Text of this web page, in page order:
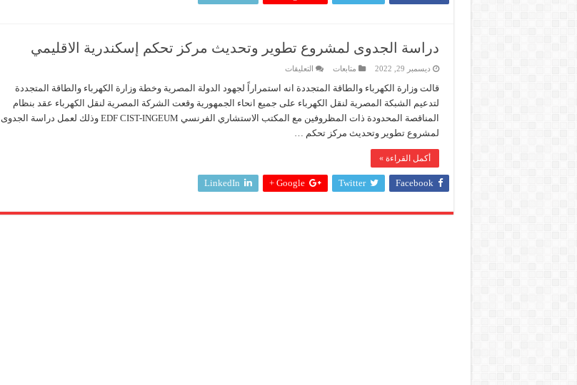
مغلقة
دراسة الجدوى لمشروع تطوير وتحديث مركز تحكم إسكندرية الاقليمي
ديسمبر 29, 2022 متابعات التعليقات
الجدوى
لمشروع
تطوير
وتحديث
مركز
قالت وزارة الكهرباء والطاقة المتجددة انه استمراراً لجهود الدولة المصرية وخطة وزارة الكهرباء والطاقة المتجددة
لتدعيم الشبكة المصرية لنقل الكهرباء على جميع انحاء الجمهورية وقعت الشركة المصرية لنقل الكهرباء عقد بنظام
المناقصة المحدودة ذات المظروفين مع المكتب الاستشاري الفرنسي EDF CIST-INGEUM وذلك لعمل دراسة الجدوى
لمشروع تطوير وتحديث مركز تحكم …
أكمل القراءة »
Facebook
Twitter
Google +
LinkedIn